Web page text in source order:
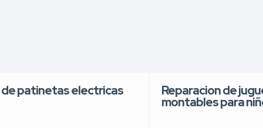
patinetas electricas Reparacion de
montables para